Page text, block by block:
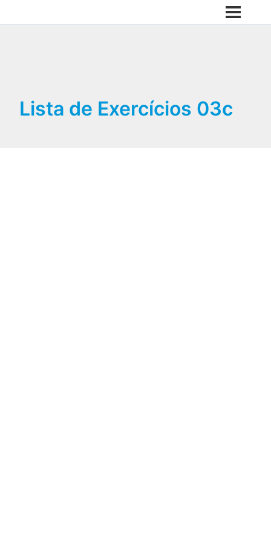
Lista de Exercícios 03c